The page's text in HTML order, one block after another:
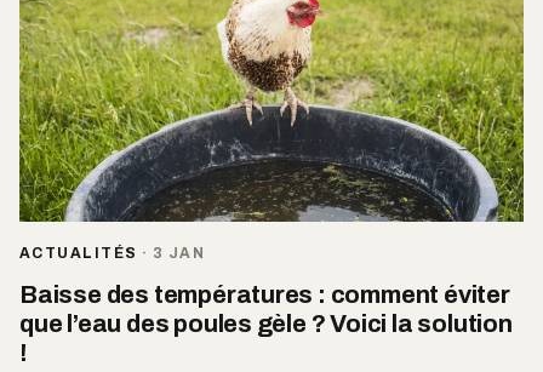
ACTUALITÉS · 3 JAN
Baisse des températures : comment éviter
que l’eau des poules gèle ? Voici la solution
!